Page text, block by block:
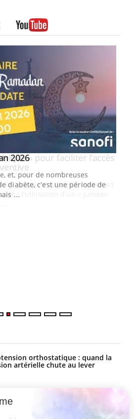
2026Youtube
et, pour de nombreuses
diabète, c'est une période de
...
» pour faciliter l’accès
Youtube
un groupe mutualiste innove en
: l'utilisation d'un « jumeau
orthostatique : quand la
artérielle chute au lever
: une déformation des